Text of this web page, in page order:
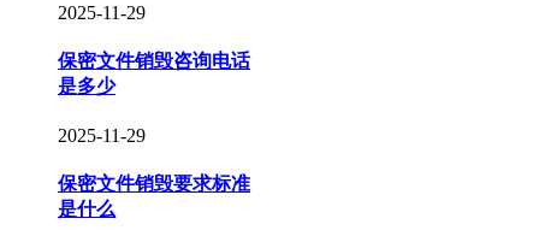
2025-11-29
保密文件销毁咨询电话
是多少
2025-11-29
保密文件销毁要求标准
是什么